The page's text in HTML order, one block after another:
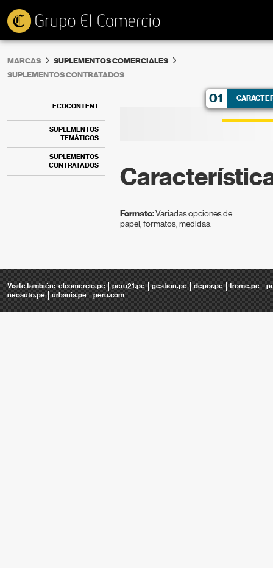
MARCAS
SUPLEMENTOS COMERCIALES
SUPLEMENTOS CONTRATADOS
ECOCONTENT
SUPLEMENTOS
TEMÁTICOS
SUPLEMENTOS
CONTRATADOS
01
Formato:Variadas opciones de
papel, formatos, medidas.
Visite también: elcomercio.pe peru21.pe gestion.pe depor.pe trome.pe
neoauto.pe
urbania.pe peru.com